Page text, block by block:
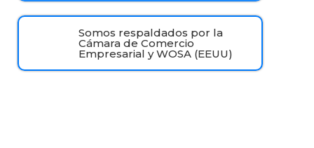
Somos respaldados por la
Cámara de Comercio
Empresarial y WOSA (EEUU)